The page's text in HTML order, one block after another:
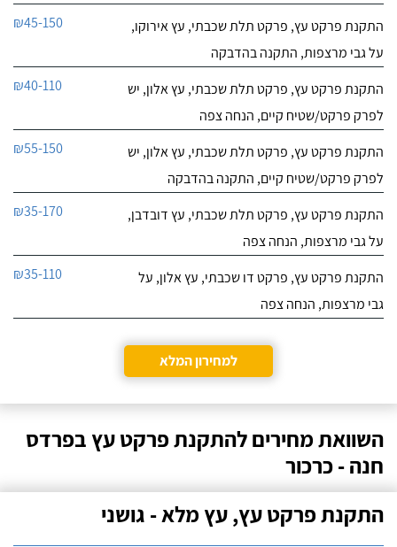
התקנת פרקט עץ, פרקט תלת שכבתי, עץ אירוקו,
על גבי מרצפות, התקנה בהדבקה
₪45-150
התקנת פרקט עץ, פרקט תלת שכבתי, עץ אלון, יש
לפרק פרקט/שטיח קיים, הנחה צפה
₪40-110
התקנת פרקט עץ, פרקט תלת שכבתי, עץ אלון, יש
לפרק פרקט/שטיח קיים, התקנה בהדבקה
₪55-150
התקנת פרקט עץ, פרקט תלת שכבתי, עץ דובדבן,
על גבי מרצפות, הנחה צפה
₪35-170
התקנת פרקט עץ, פרקט דו שכבתי, עץ אלון, על
גבי מרצפות, הנחה צפה
₪35-110
למחירון המלא
השוואת מחירים להתקנת פרקט עץ בפרדס
חנה - כרכור
התקנת פרקט עץ, עץ מלא - גושני